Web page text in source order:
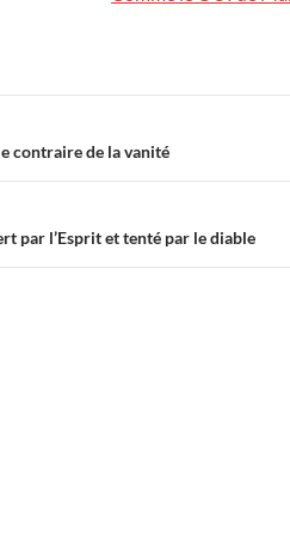
contraire de la vanité
par l’Esprit et tenté par le diable